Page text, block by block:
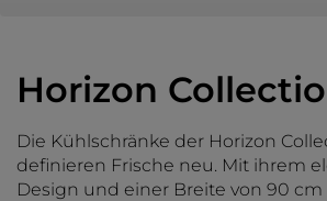
Horizon
Die Kühlschränke der Horizon
definieren Frische neu. Mit ihrem
Design und einer Breite von 90